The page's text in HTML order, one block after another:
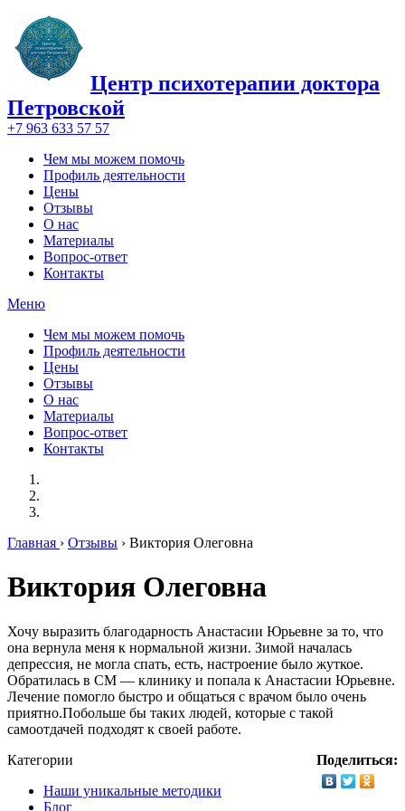
Центр психотерапии доктора
Петровской
+7 963 633 57 57
Чем мы можем помочь
Профиль деятельности
Цены
Отзывы
О нас
Материалы
Вопрос-ответ
Контакты
Меню
Чем мы можем помочь
Профиль деятельности
Цены
Отзывы
О нас
Материалы
Вопрос-ответ
Контакты
Главная › Отзывы › Виктория Олеговна
Виктория Олеговна
Хочу выразить благодарность Анастасии Юрьевне за то, что
она вернула меня к нормальной жизни. Зимой началась
депрессия, не могла спать, есть, настроение было жуткое.
Обратилась в СМ — клинику и попала к Анастасии Юрьевне.
Лечение помогло быстро и общаться с врачом было очень
приятно.Побольше бы таких людей, которые с такой
самоотдачей подходят к своей работе.
Поделиться:
Категории
Наши уникальные методики
Блог